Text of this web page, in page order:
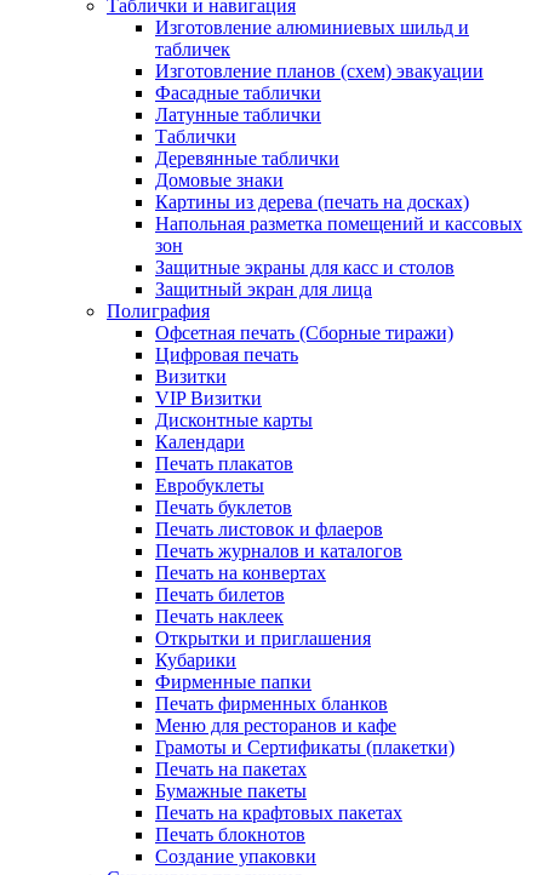
Таблички и навигация
Изготовление алюминиевых шильд и
табличек
Изготовление планов (схем) эвакуации
Фасадные таблички
Латунные таблички
Таблички
Деревянные таблички
Домовые знаки
Картины из дерева (печать на досках)
Напольная разметка помещений и кассовых
зон
Защитные экраны для касс и столов
Защитный экран для лица
Полиграфия
Офсетная печать (Сборные тиражи)
Цифровая печать
Визитки
VIP Визитки
Дисконтные карты
Календари
Печать плакатов
Евробуклеты
Печать буклетов
Печать листовок и флаеров
Печать журналов и каталогов
Печать на конвертах
Печать билетов
Печать наклеек
Открытки и приглашения
Кубарики
Фирменные папки
Печать фирменных бланков
Меню для ресторанов и кафе
Грамоты и Сертификаты (плакетки)
Печать на пакетах
Бумажные пакеты
Печать на крафтовых пакетах
Печать блокнотов
Создание упаковки